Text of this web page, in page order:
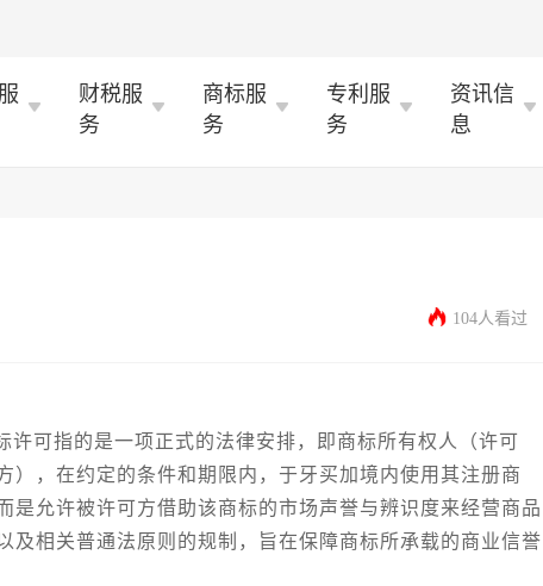
财税服
务
商标服
务
专利服
务
资讯信
息
104人看过
许可指的是一项正式的法律安排，即商标所有权人（许可
），在约定的条件和期限内，于牙买加境内使用其注册商
是允许被许可方借助该商标的市场声誉与辨识度来经营商品
及相关普通法原则的规制，旨在保障商标所承载的商业信誉